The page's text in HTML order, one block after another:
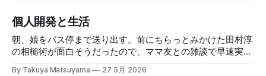
個人開発と生活
朝、娘をバス停まで送り出す。前にちらっとみかけた田村淳
の相槌術が面白そうだったので、ママ友との雑談で早速実践
By Takuya Matsuyama 27 5月 2026